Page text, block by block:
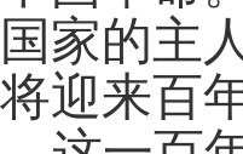
国家的主
将迎来百